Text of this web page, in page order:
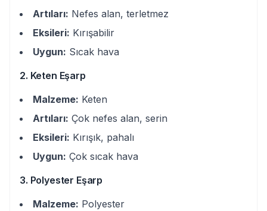
Artıları: Nefes alan, terletmez
Eksileri: Kırışabilir
Uygun: Sıcak hava
2. Keten Eşarp
Malzeme: Keten
Artıları: Çok nefes alan, serin
Eksileri: Kırışık, pahalı
Uygun: Çok sıcak hava
3. Polyester Eşarp
Malzeme: Polyester